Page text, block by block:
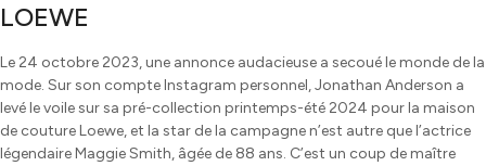
LOEWE
Le 24 octobre 2023, une annonce audacieuse a secoué le monde de la
mode. Sur son compte Instagram personnel, Jonathan Anderson a
levé le voile sur sa pré-collection printemps-été 2024 pour la maison
de couture Loewe, et la star de la campagne n’est autre que l’actrice
légendaire Maggie Smith, âgée de 88 ans. C’est un coup de maître